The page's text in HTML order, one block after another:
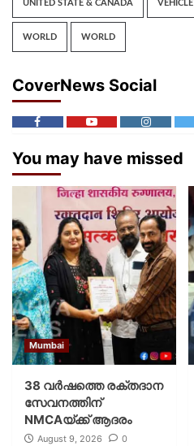
UNITED STATE & CANADA VEHICLE
WORLD WORLD
CoverNews Social
You may have missed
Mumbai
38 വർഷത്തെ രക്തദാന
സേവനത്തിന്
NMCAയ്ക്ക് ആദരം
August 9, 2026 0